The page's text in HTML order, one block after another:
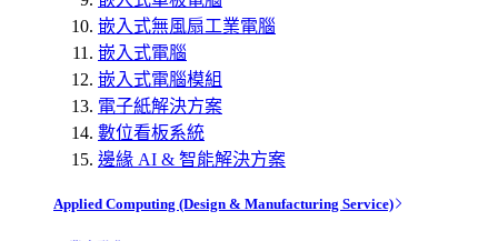
嵌入式無風扇工業電腦
嵌入式電腦
嵌入式電腦模組
電子紙解決方案
數位看板系統
邊緣 AI & 智能解決方案
Applied Computing (Design & Manufacturing Service)